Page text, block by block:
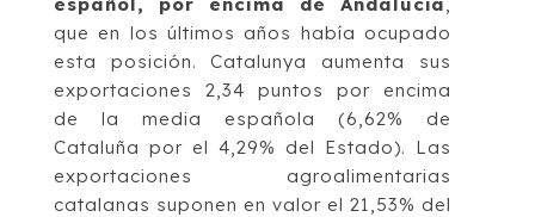
que en los últimos años había ocupado
esta posición. Catalunya aumenta sus
exportaciones 2,34 puntos por encima
de la media española (6,62% de
Cataluña por el 4,29% del Estado). Las
exportaciones agroalimentarias
catalanas suponen en valor el 21,53% del